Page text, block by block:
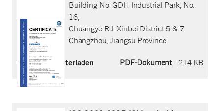
Building No. GDH Industrial Park, No.
16,
Chuangye Rd. Xinbei District 5 & 7
Changzhou, Jiangsu Province
Jetzt herunterladen PDF-Dokument- 214 KB